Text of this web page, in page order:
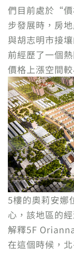
們目前處於“
步發展時，房
與胡志明市接
前經歷了一個
價格上漲空間較
5樓的奧莉安娜
心，該地區的
解釋5F
在這個時候，